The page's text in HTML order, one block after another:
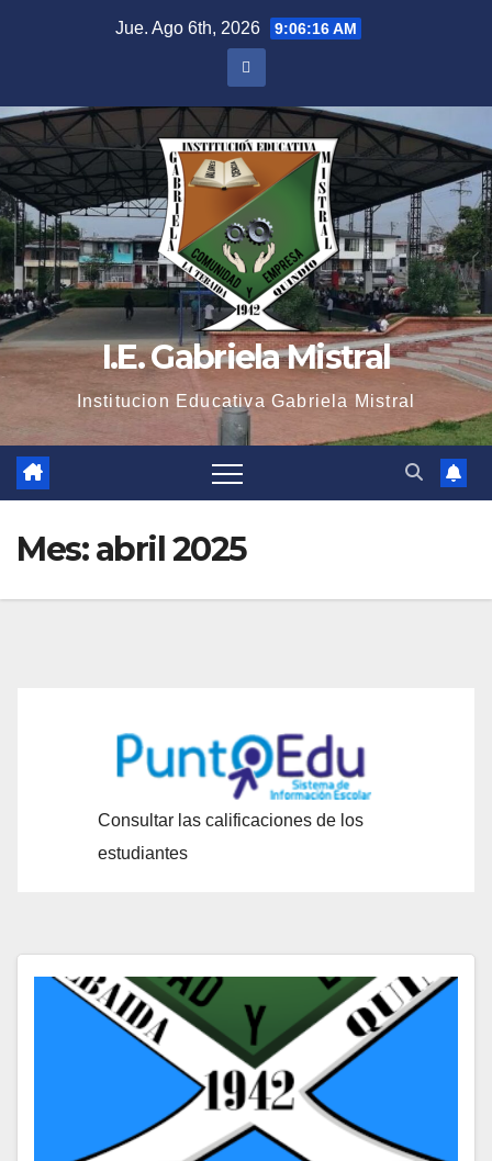
Jue. Ago 6th, 2026 9:06:16 AM
I.E. Gabriela Mistral
Institucion Educativa Gabriela Mistral
Mes:abril 2025
Consultar las calificaciones de los
estudiantes